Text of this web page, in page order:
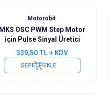
Motorobit
MKS OSC PWM Step Motor
için Pulse Sinyal Üretici
339,50 TL + KDV
SEPETE EKLE